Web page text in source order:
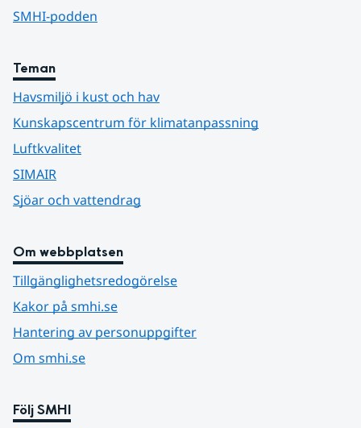
SMHI-podden
Teman
Havsmiljö i kust och hav
Kunskapscentrum för klimatanpassning
Luftkvalitet
SIMAIR
Sjöar och vattendrag
Om webbplatsen
Tillgänglighetsredogörelse
Kakor på smhi.se
Hantering av personuppgifter
Om smhi.se
Följ SMHI